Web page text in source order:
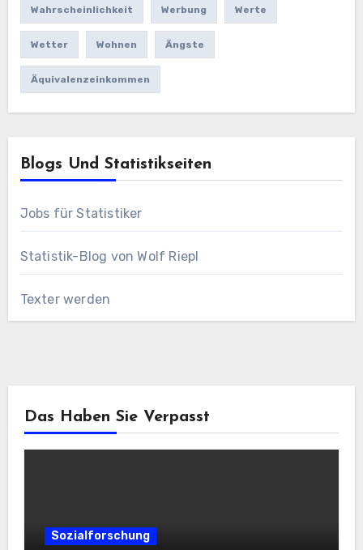
Wahrscheinlichkeit Werbung Werte
Wetter Wohnen Ängste
Äquivalenzeinkommen
Blogs Und Statistikseiten
Jobs für Statistiker
Statistik-Blog von Wolf Riepl
Texter werden
Das Haben Sie Verpasst
Sozialforschung